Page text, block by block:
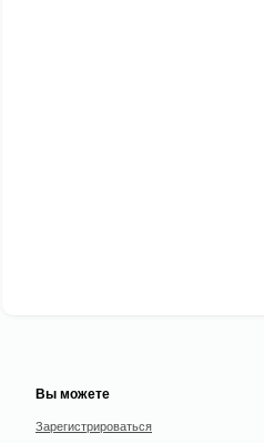
Вы можете
Зарегистрироваться